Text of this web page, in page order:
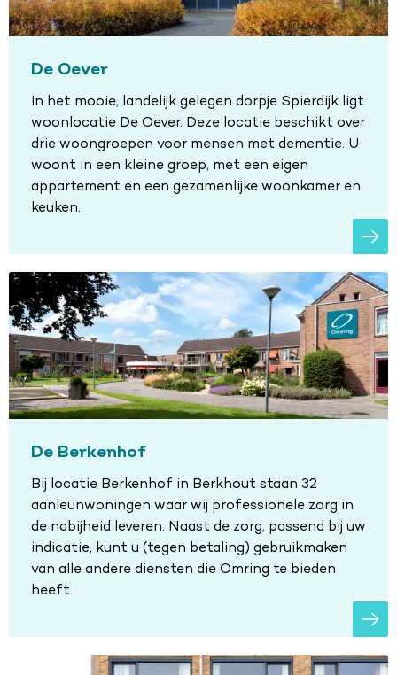
De Oever
In het mooie, landelijk gelegen dorpje Spierdijk ligt
woonlocatie De Oever. Deze locatie beschikt over
drie woongroepen voor mensen met dementie. U
woont in een kleine groep, met een eigen
appartement en een gezamenlijke woonkamer en
keuken.
De Berkenhof
Bij locatie Berkenhof in Berkhout staan 32
aanleunwoningen waar wij professionele zorg in
de nabijheid leveren. Naast de zorg, passend bij uw
indicatie, kunt u (tegen betaling) gebruikmaken
van alle andere diensten die Omring te bieden
heeft.